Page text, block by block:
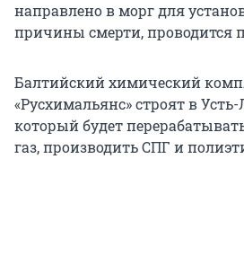
направлено в морг для
причины смерти, проводится
Балтийский химический
«Русхимальянс» строят в Усть-
который будет
газ, производить СПГ и